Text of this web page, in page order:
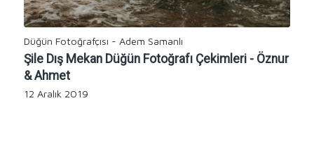
Düğün Fotoğrafçısı - Adem Samanlı
Şile Dış Mekan Düğün Fotoğrafı Çekimleri - Öznur
& Ahmet
12 Aralık 2019